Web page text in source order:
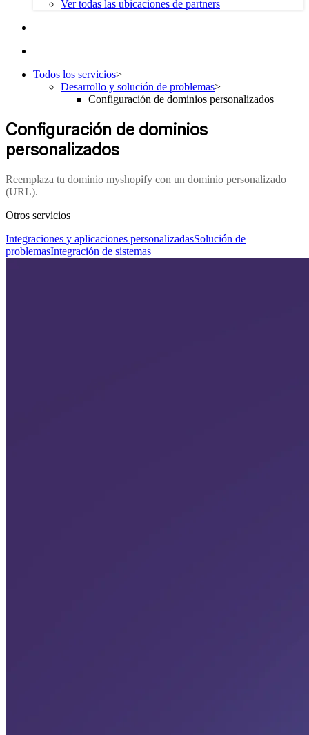
Ver todas las ubicaciones de partners
Todos los servicios>
Desarrollo y solución de problemas>
Configuración de dominios personalizados
Configuración de dominios
personalizados
Reemplaza tu dominio myshopify con un dominio personalizado
(URL).
Otros servicios
Integraciones y aplicaciones personalizadasSolución de
problemasIntegración de sistemas